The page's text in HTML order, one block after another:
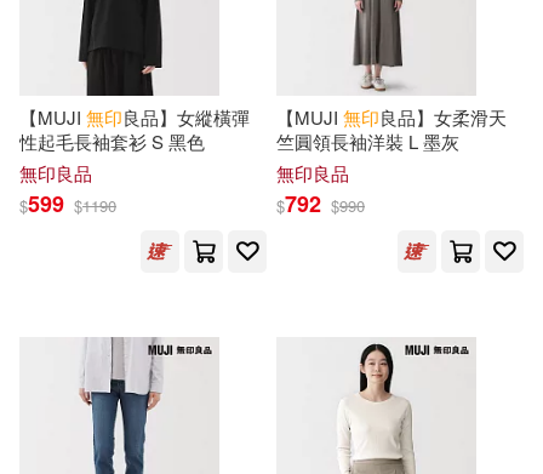
【MUJI 無印良品】女縱橫彈
性起毛長袖套衫 S 黑色
無印良品
$599 $1190
【MUJI 無印良品】女柔滑天
竺圓領長袖洋裝 L 墨灰
無印良品
$792 $990